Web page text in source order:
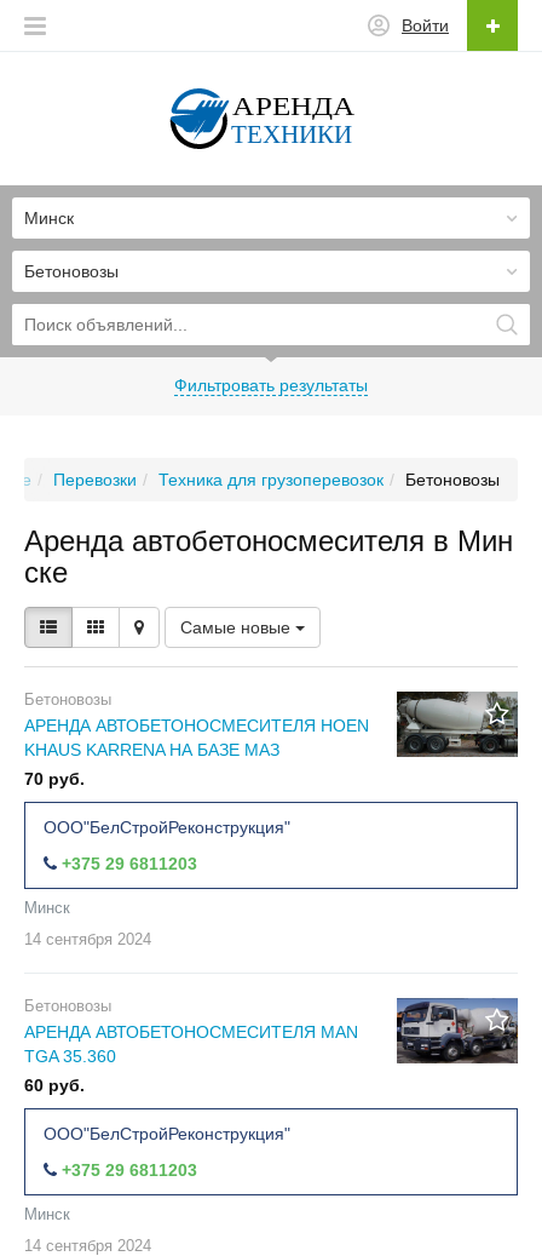
Войти
Бетоновозы
Минск
Фильтровать результаты
Перевозки Техника для грузоперевозок Бетоновозы
Аренда автобетоносмесителя в Мин
ске
Самые новые
Бетоновозы
АРЕНДА АВТОБЕТОНОСМЕСИТЕЛЯ HOEN
KHAUS KARRENA НА БАЗЕ MAЗ
70 руб.
ООО"БелСтройРеконструкция"
+375 29 6811203
Минск
14 сентября 2024
Бетоновозы
АРЕНДА АВТОБЕТОНОСМЕСИТЕЛЯ MAN
TGA 35.360
60 руб.
ООО"БелСтройРеконструкция"
+375 29 6811203
Минск
14 сентября 2024